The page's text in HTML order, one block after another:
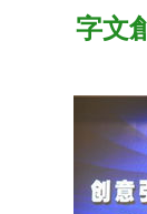
字文